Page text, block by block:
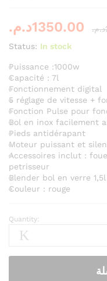
1350.00د.م. د.م.
Status: In stock
Puissance :1000w
Capacité : 7l
Fonctionnement digital
5 réglage de vitesse +
Fonction Pulse pour
Bol en inox facilement
Pieds antidérapant
Moteur puissant et
Accessoires inclut :
petrisseur
Blender bol en verre 1,5l
Couleur : rouge
Prima
Robots
Multifonctions
Quantity: